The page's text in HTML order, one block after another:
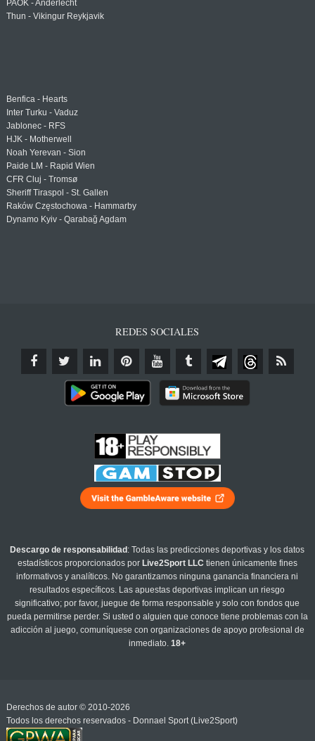
PAOK - Anderlecht
Thun - Vikingur Reykjavik
Benfica - Hearts
Inter Turku - Vaduz
Jablonec - RFS
HJK - Motherwell
Noah Yerevan - Sion
Paide LM - Rapid Wien
CFR Cluj - Tromsø
Sheriff Tiraspol - St. Gallen
Raków Częstochowa - Hammarby
Dynamo Kyiv - Qarabağ Agdam
REDES SOCIALES
Descargo de responsabilidad : Todas las predicciones deportivas y los datos
estadísticos proporcionados por Live2Sport LLC tienen únicamente fines
informativos y analíticos. No garantizamos ninguna ganancia financiera ni
resultados específicos. Las apuestas deportivas implican un riesgo
significativo; por favor, juegue de forma responsable y solo con fondos que
pueda permitirse perder. Si usted o alguien que conoce tiene problemas con la
adicción al juego, comuníquese con organizaciones de apoyo profesional de
inmediato.18+
Derechos de autor © 2010-2026
Todos los derechos reservados - Donnael Sport (Live2Sport)